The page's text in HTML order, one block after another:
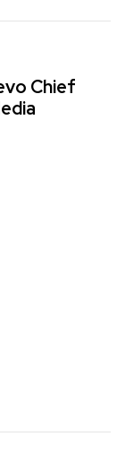
Chief